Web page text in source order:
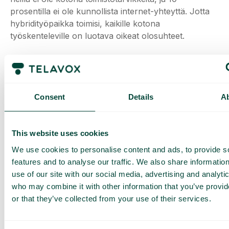
Consent Details
This website uses cookies
We use cookies to personalise content and ads, to provide
features and to analyse our traffic. We also share
use of our site with our social media, advertising and
who may combine it with other information that you’ve
or that they’ve collected from your use of their services.
prosentilla ei ole kunnollista internet-yhteyttä. Jotta
hybridityöpaikka toimisi, kaikille kotona
työskenteleville on luotava oikeat olosuhteet.
tai useamman älykkään ratkaisun. Jotkut haluavat
esimerkiksi Slackin kanssa. Olipa ratkaisu mikä
työskentelevät ihmiset voivat kommunikoida yhtä
helposti kuin toimistossa vastakkain istuvat. Yksi
vinkki on luoda kanavia ja keskusteluryhmiä. Voit
luokitella keskustelunaiheet eri Teams-kanaviin tai
luoda keskustelukanavia, jotka käsittelevät työhön